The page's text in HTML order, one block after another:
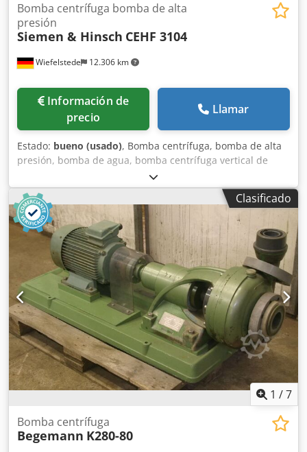
Wiefelstede 12.306 km
Bomba centrífuga bomba de alta
presión
Siemen & Hinsch CEHF 3104
Información de
precio
Llamar
Estado: bueno (usado), Bomba centrífuga, bomba de alta
presión, bomba de agua, bomba centrífuga vertical de
varios etapas. -Fabricante: Siemen Hinsch, bomba de canal
lateral, modelo CEHF 3104 Credohn S Sljpfx Ab Asf -Motor:
AEG, 22 kW / 2915 rpm -Dimensiones: 1680/800/H990 mm -
Peso: 394 kg
Clasificado
1 /7
Bomba centrífuga
Begemann K280-80